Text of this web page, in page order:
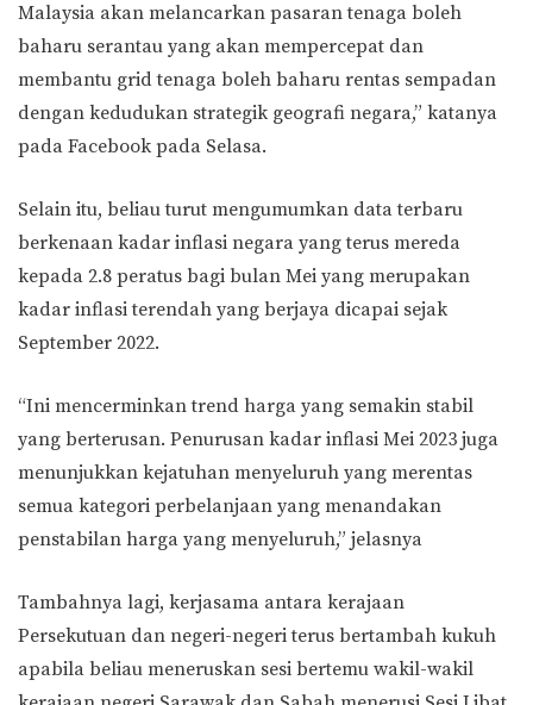
Malaysia akan melancarkan pasaran tenaga boleh
baharu serantau yang akan mempercepat dan
membantu grid tenaga boleh baharu rentas sempadan
dengan kedudukan strategik geografi negara,” katanya
pada Facebook pada Selasa.
Selain itu, beliau turut mengumumkan data terbaru
berkenaan kadar inflasi negara yang terus mereda
kepada 2.8 peratus bagi bulan Mei yang merupakan
kadar inflasi terendah yang berjaya dicapai sejak
September 2022.
“Ini mencerminkan trend harga yang semakin stabil
yang berterusan. Penurusan kadar inflasi Mei 2023 juga
menunjukkan kejatuhan menyeluruh yang merentas
semua kategori perbelanjaan yang menandakan
penstabilan harga yang menyeluruh,” jelasnya
Tambahnya lagi, kerjasama antara kerajaan
Persekutuan dan negeri-negeri terus bertambah kukuh
apabila beliau meneruskan sesi bertemu wakil-wakil